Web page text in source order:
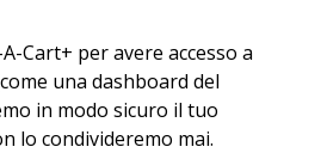
Cart+ per avere accesso a
una dashboard del
in modo sicuro il tuo
lo condivideremo mai.